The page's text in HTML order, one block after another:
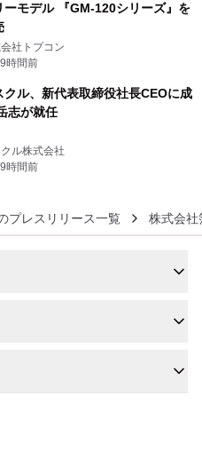
ーモデル 『GM-120シリーズ』を
社トプコン
時間前
クル、新代表取締役社長CEOに成
志が就任
ル株式会社
時間前
プレスリリース一覧 株式会社